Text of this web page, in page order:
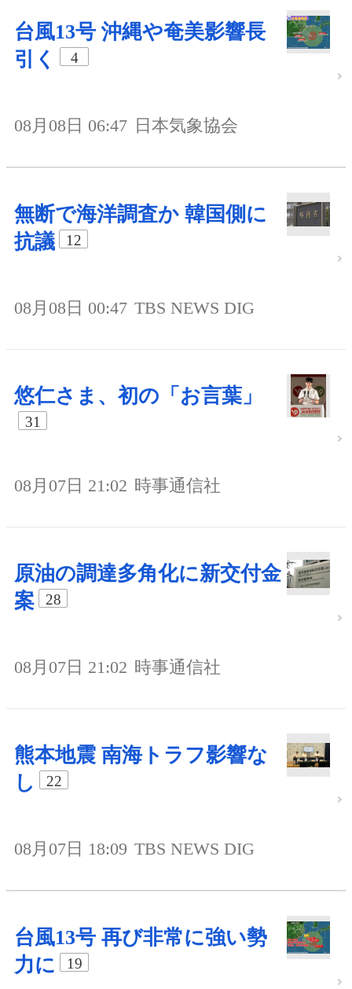
台風13号 沖縄や奄美影響長
引く
4
08月08日 06:47 日本気象協会
無断で海洋調査か 韓国側に
抗議
12
08月08日 00:47 TBS NEWS DIG
悠仁さま、初の「お言葉」
31
08月07日 21:02 時事通信社
原油の調達多角化に新交付金
案
28
08月07日 21:02 時事通信社
熊本地震 南海トラフ影響な
し
22
08月07日 18:09 TBS NEWS DIG
台風13号 再び非常に強い勢
力に
19